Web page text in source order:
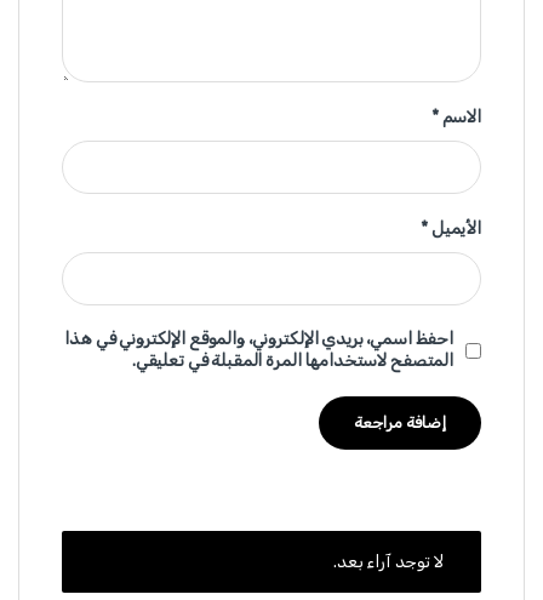
الاسم*
الأيميل*
احفظ اسمي، بريدي الإلكتروني، والموقع الإلكتروني في هذا
المتصفح لاستخدامها المرة المقبلة في تعليقي.
لا توجد آراء بعد.